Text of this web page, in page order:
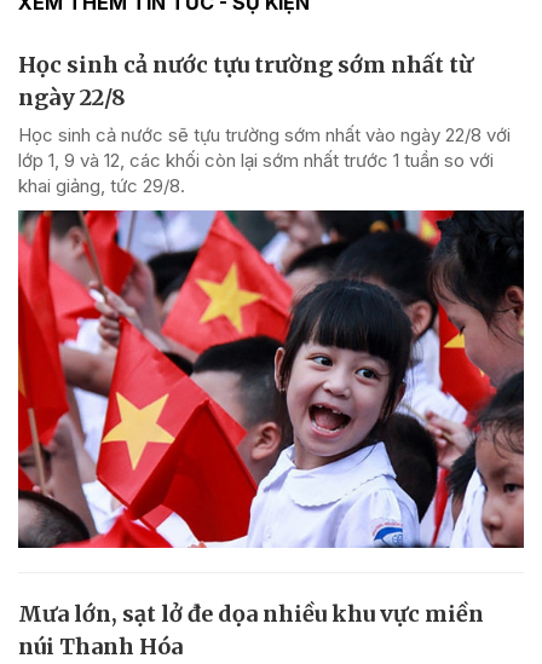
Học sinh cả nước tựu trường sớm nhất từ
ngày 22/8
Học sinh cả nước sẽ tựu trường sớm nhất vào ngày 22/8 với
lớp 1, 9 và 12, các khối còn lại sớm nhất trước 1 tuần so với
khai giảng, tức 29/8.
Mưa lớn, sạt lở đe dọa nhiều khu vực miền
núi Thanh Hóa